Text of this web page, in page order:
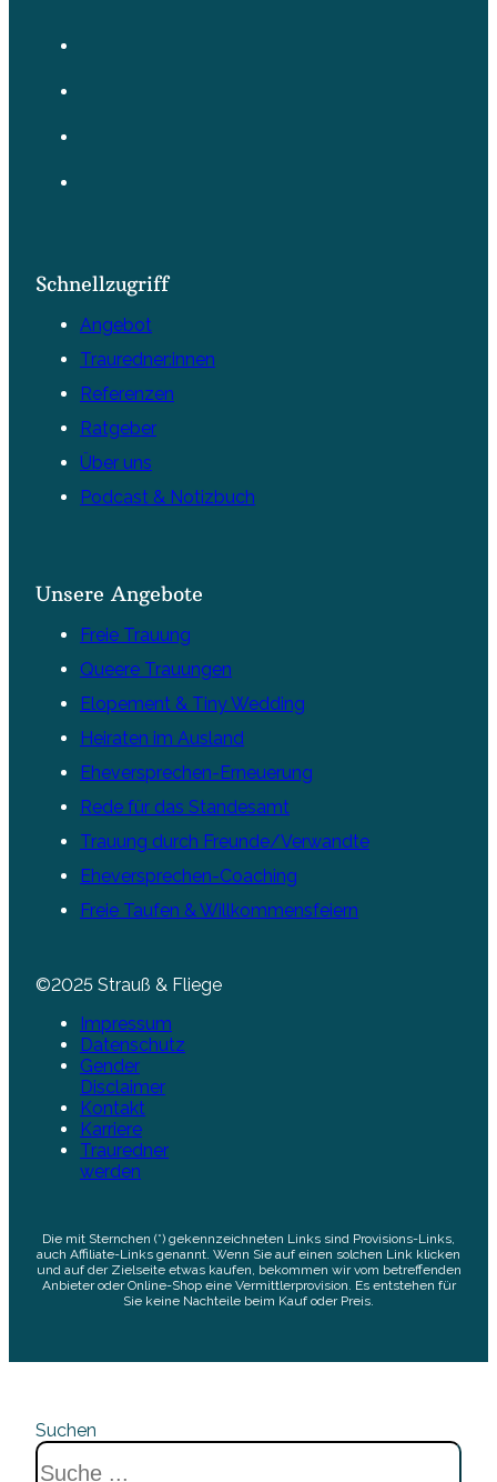
Schnellzugriff
Angebot
Trauredner:innen
Referenzen
Ratgeber
Über uns
Podcast & Notizbuch
Unsere Angebote
Freie Trauung
Queere Trauungen
Elopement & Tiny Wedding
Heiraten im Ausland
Eheversprechen-Erneuerung
Rede für das Standesamt
Trauung durch Freunde/Verwandte
Eheversprechen-Coaching
Freie Taufen & Willkommensfeiern
©2025 Strauß & Fliege
Impressum
Datenschutz
Gender
Disclaimer
Kontakt
Karriere
Trauredner
werden
Die mit Sternchen (*) gekennzeichneten Links sind Provisions-Links,
auch Affiliate-Links genannt. Wenn Sie auf einen solchen Link klicken
und auf der Zielseite etwas kaufen, bekommen wir vom betreffenden
Anbieter oder Online-Shop eine Vermittlerprovision. Es entstehen für
Sie keine Nachteile beim Kauf oder Preis.
Suchen